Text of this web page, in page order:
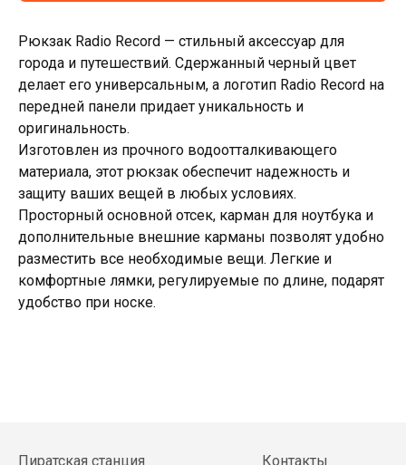
Рюкзак Radio Record — стильный аксессуар для
города и путешествий. Сдержанный черный цвет
делает его универсальным, а логотип Radio Record на
передней панели придает уникальность и
оригинальность.
Изготовлен из прочного водоотталкивающего
материала, этот рюкзак обеспечит надежность и
защиту ваших вещей в любых условиях.
Просторный основной отсек, карман для ноутбука и
дополнительные внешние карманы позволят удобно
разместить все необходимые вещи. Легкие и
комфортные лямки, регулируемые по длине, подарят
удобство при носке.
Пиратская станция Контакты